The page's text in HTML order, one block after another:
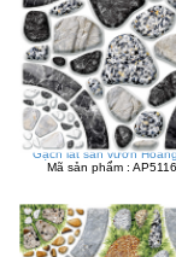
Gạch lát sân vườn
Mã sản phẩm :